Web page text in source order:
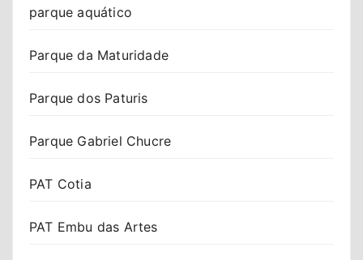
parque aquático
Parque da Maturidade
Parque dos Paturis
Parque Gabriel Chucre
PAT Cotia
PAT Embu das Artes